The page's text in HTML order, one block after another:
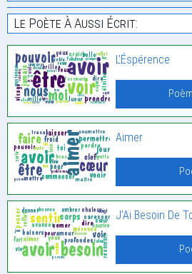
Le Poète À Aussi Écrit:
L’Éspérence
Aimer
J’Ai Besoin De